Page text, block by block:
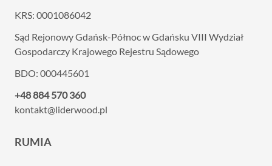
KRS: 0001086042
Sąd Rejonowy Gdańsk-Północ w Gdańsku VIII Wydział
Gospodarczy Krajowego Rejestru Sądowego
BDO: 000445601
+48 884 570 360
kontakt@liderwood.pl
RUMIA